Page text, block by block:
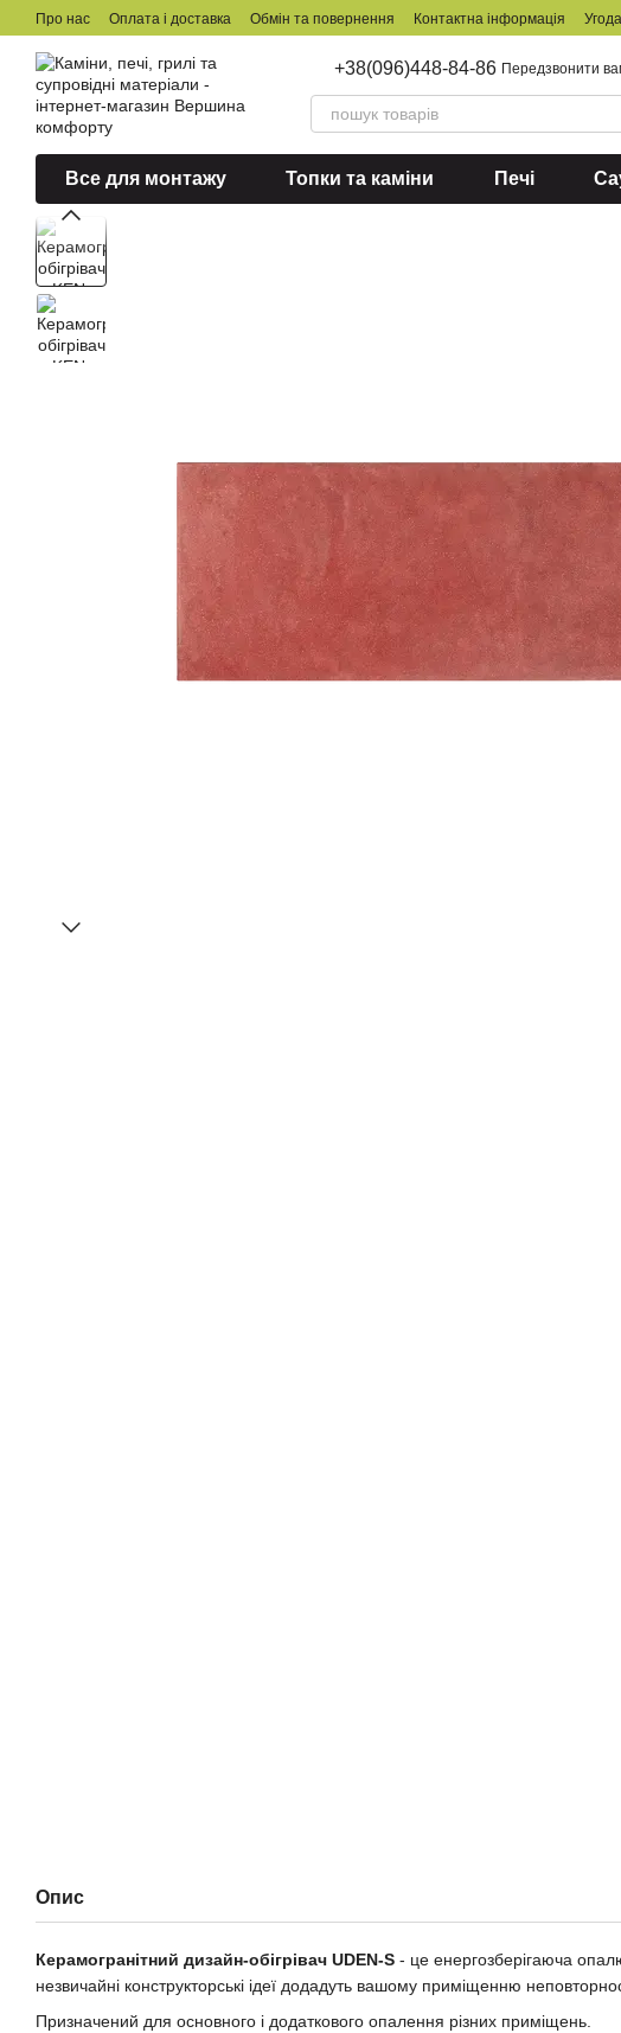
Перейти до основного контенту
Про нас Оплата і доставка Обмін та повернення Контактна інформація
+38(096)448-84-86 Передзвонити
Все для монтажу Топки та каміни Печі
Опис
Керамогранітний дизайн-обігрівач UDEN-S - це енергозберігаюча
незвичайні конструкторські ідеї додадуть вашому приміщенню
Призначений для основного і додаткового опалення різних приміщень.